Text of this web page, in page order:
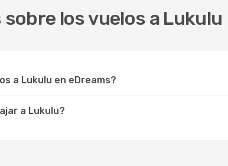
los vuelos a Lukulu
a Lukulu en eDreams?
a Lukulu?